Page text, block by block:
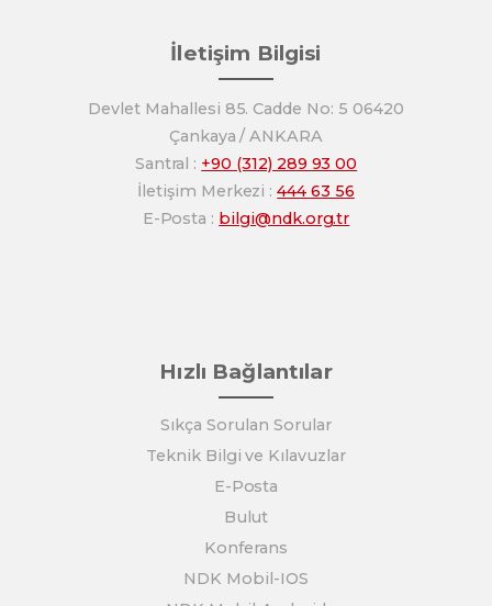
İletişim Bilgisi
Devlet Mahallesi 85. Cadde No: 5 06420
Çankaya / ANKARA
Santral : +90 (312) 289 93 00
İletişim Merkezi :444 63 56
E-Posta : bilgi@ndk.org.tr
Hızlı Bağlantılar
Sıkça Sorulan Sorular
Teknik Bilgi ve Kılavuzlar
E-Posta
Bulut
Konferans
NDK Mobil-IOS